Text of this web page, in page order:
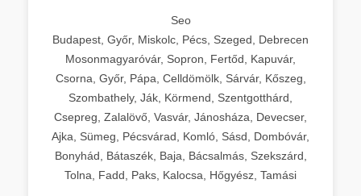
Seo
Budapest, Győr, Miskolc, Pécs, Szeged, Debrecen
Mosonmagyaróvár, Sopron, Fertőd, Kapuvár,
Csorna, Győr, Pápa, Celldömölk, Sárvár, Kőszeg,
Szombathely, Ják, Körmend, Szentgotthárd,
Csepreg, Zalalövő, Vasvár, Jánosháza, Devecser,
Ajka, Sümeg, Pécsvárad, Komló, Sásd, Dombóvár,
Bonyhád, Bátaszék, Baja, Bácsalmás, Szekszárd,
Tolna, Fadd, Paks, Kalocsa, Hőgyész, Tamási